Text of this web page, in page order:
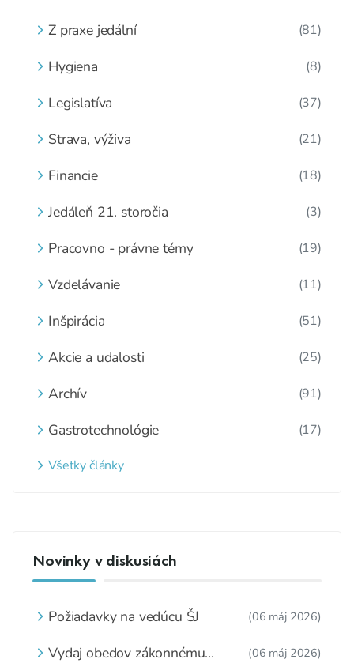
Z praxe jedální (81)
Hygiena (8)
Legislatíva (37)
Strava, výživa (21)
Financie (18)
Jedáleň 21. storočia (3)
Pracovno - právne témy (19)
Vzdelávanie (11)
Inšpirácia (51)
Akcie a udalosti (25)
Archív (91)
Gastrotechnológie (17)
Všetky články
Novinky v diskusiách
Požiadavky na vedúcu ŠJ (06 máj 2026)
Vydaj obedov zákonnému
(06 máj 2026)